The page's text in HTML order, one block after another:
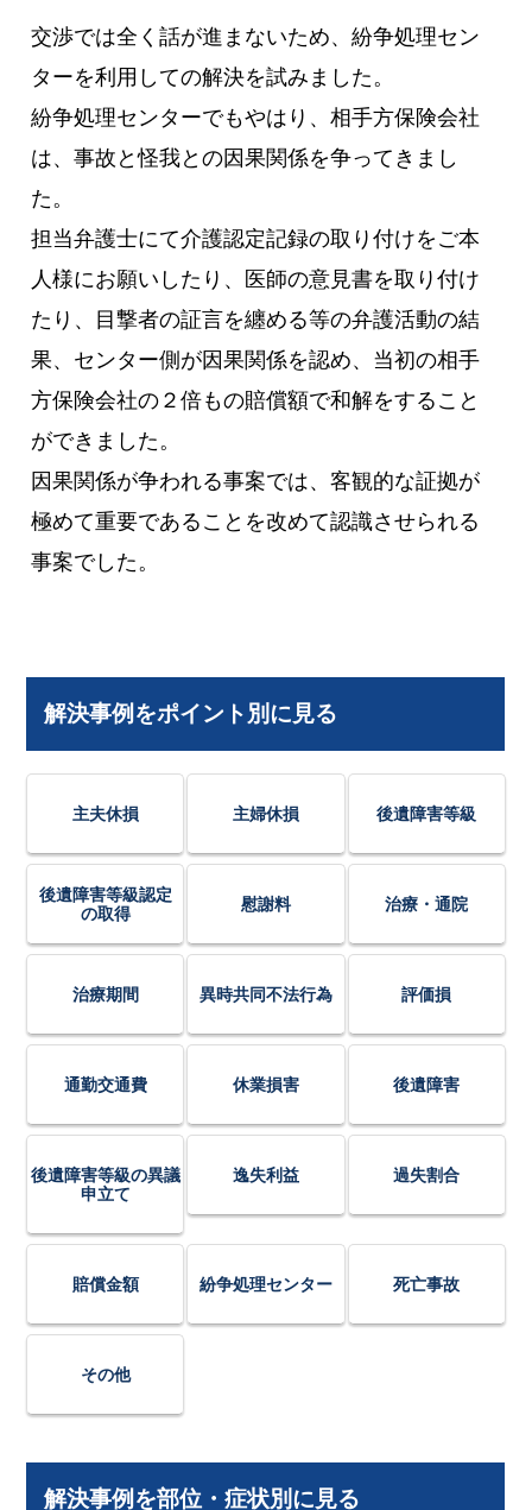
交渉では全く話が進まないため、紛争処理セン
ターを利用しての解決を試みました。
紛争処理センターでもやはり、相手方保険会社
は、事故と怪我との因果関係を争ってきまし
た。
担当弁護士にて介護認定記録の取り付けをご本
人様にお願いしたり、医師の意見書を取り付け
たり、目撃者の証言を纏める等の弁護活動の結
果、センター側が因果関係を認め、当初の相手
方保険会社の２倍もの賠償額で和解をすること
ができました。
因果関係が争われる事案では、客観的な証拠が
極めて重要であることを改めて認識させられる
事案でした。
解決事例をポイント別に見る
主夫休損 主婦休損 後遺障害等級
後遺障害等級認定
の取得
慰謝料 治療・通院
治療期間 異時共同不法行為 評価損
通勤交通費 休業損害 後遺障害
後遺障害等級の異議
申立て
逸失利益 過失割合
賠償金額 紛争処理センター 死亡事故
その他
解決事例を部位・症状別に見る